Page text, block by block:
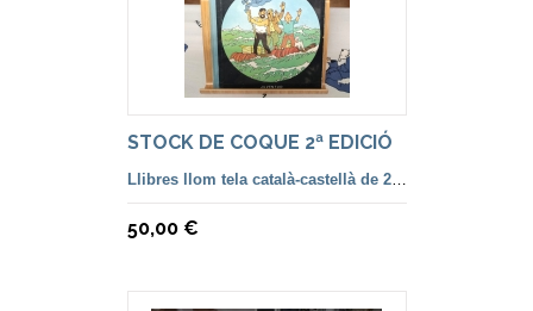
STOCK DE COQUE 2ª EDICIÓ
Llibres llom tela català-castellà de 2ª a 5ª Edició
50,00 €